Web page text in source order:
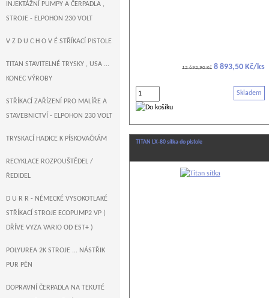
12 692,90 Kč 8 893,50 Kč/ks
Skladem
TITAN LX-80 sítka do pistole
INJEKTÁŽNÍ PUMPY A ČERPADLA ,
STROJE - ELPOHON 230 VOLT
V Z D U C H O V É STŘÍKACÍ PISTOLE
TITAN STAVITELNÉ TRYSKY , USA ...
KONEC VÝROBY
STŘÍKACÍ ZAŘÍZENÍ PRO MALÍŘE A
STAVEBNICTVÍ - ELPOHON 230 VOLT
TRYSKACÍ HADICE K PÍSKOVAČKÁM
RECYKLACE ROZPOUŠTĚDEL /
ŘEDIDEL
D U R R - NĚMECKÉ VYSOKOTLAKÉ
STŘÍKACÍ STROJE ECOPUMP2 VP (
DŘÍVE VYZA VARIO OD EST+ )
POLYUREA 2K STROJE ... NÁSTŘIK
PUR PĚN
DOPRAVNÍ ČERPADLA NA TEKUTÉ